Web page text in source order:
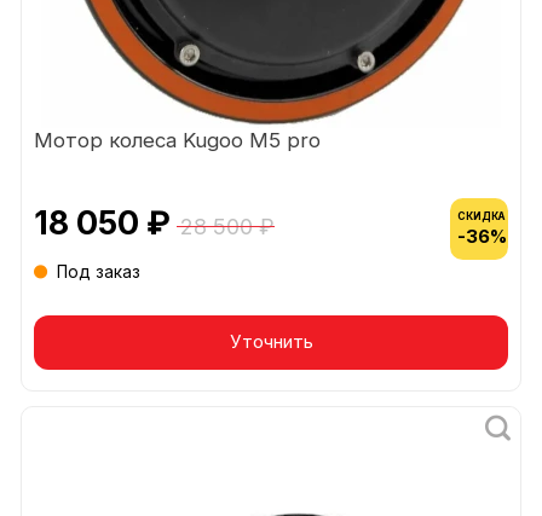
Мотор колеса Kugoo M5 pro
18 050 ₽ 28 500 ₽ СКИДКА
-36%
Под заказ
Уточнить